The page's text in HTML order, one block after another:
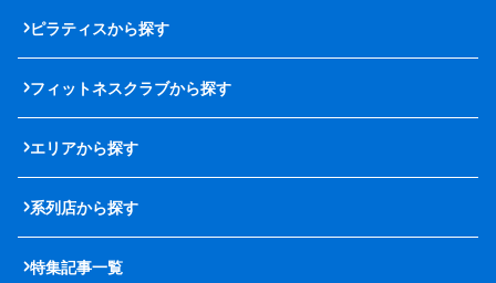
ピラティスから探す
フィットネスクラブから探す
エリアから探す
系列店から探す
特集記事一覧